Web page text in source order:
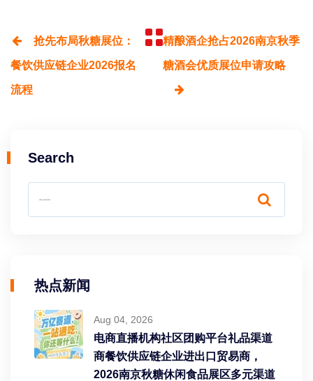
抢先布局秋糖展位：
餐饮供应链企业2026报名
流程
精酿酒企抢占2026南京秋季
糖酒会优质展位申请攻略
Search
热点新闻
Aug 04, 2026
电商直播机构社区团购平台礼品渠道
商餐饮供应链企业进出口贸易商，
2026南京秋糖休闲食品展区多元渠道